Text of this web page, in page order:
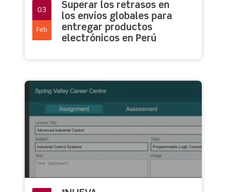
03
Feb
Superar los retrasos en
los envíos globales para
entregar productos
electrónicos en Perú